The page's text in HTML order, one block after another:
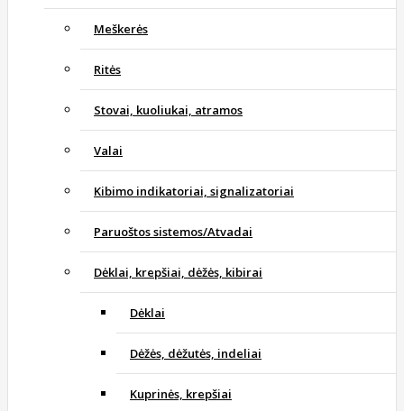
Meškerės
Ritės
Stovai, kuoliukai, atramos
Valai
Kibimo indikatoriai, signalizatoriai
Paruoštos sistemos/Atvadai
Dėklai, krepšiai, dėžės, kibirai
Dėklai
Dėžės, dėžutės, indeliai
Kuprinės, krepšiai